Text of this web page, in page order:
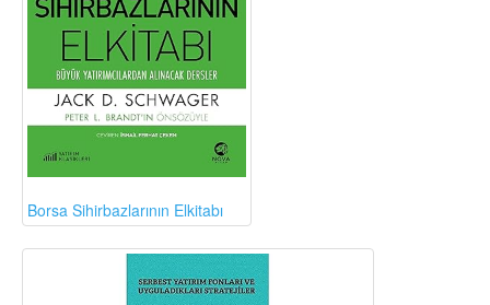
Borsa Sihirbazlarının Elkitabı